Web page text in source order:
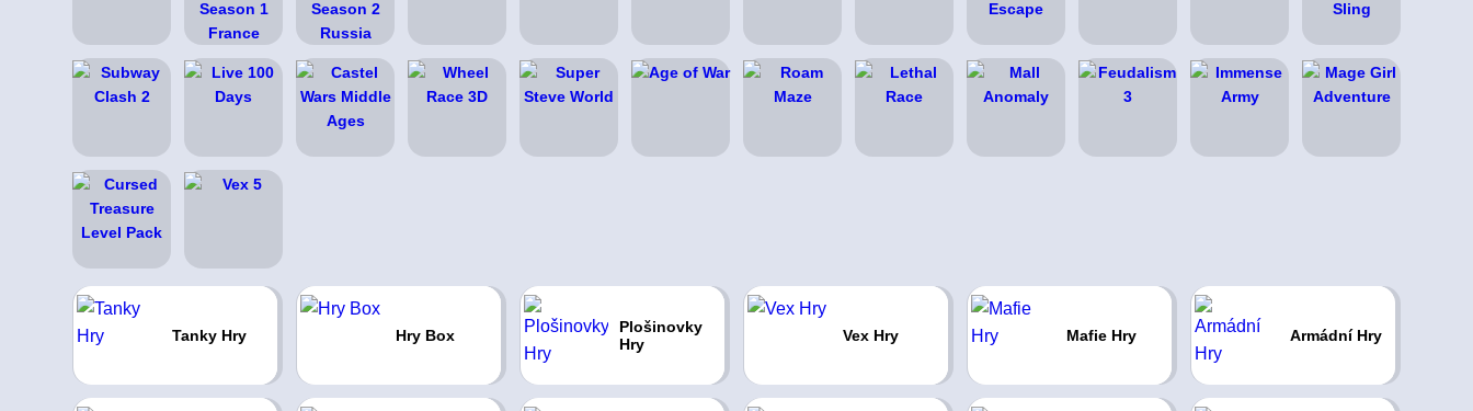
Tanky Hry Hry Box
Plošinovky
Hry
Vex Hry Mafie Hry Armádní Hry